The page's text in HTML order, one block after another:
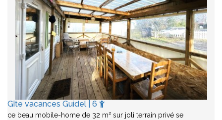
Gîte vacances Guidel | 6
ce beau mobile-home de 32 m² sur joli terrain privé se